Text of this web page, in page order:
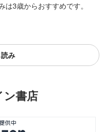
3歳からおすすめです。
み
書店